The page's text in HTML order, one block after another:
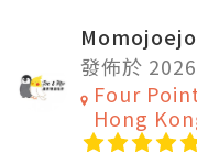
發佈於
Four
Hong